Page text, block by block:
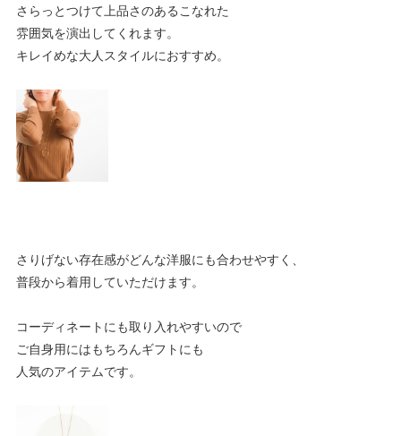
さらっとつけて上品さのあるこなれた
雰囲気を演出してくれます。
キレイめな大人スタイルにおすすめ。
さりげない存在感がどんな洋服にも合わせやすく、
普段から着用していただけます。
コーディネートにも取り入れやすいので
ご自身用にはもちろんギフトにも
人気のアイテムです。